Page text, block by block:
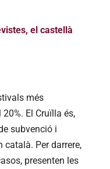
el castellà
més
El Cruïlla és,
subvenció i
català. Per darrere,
presenten les